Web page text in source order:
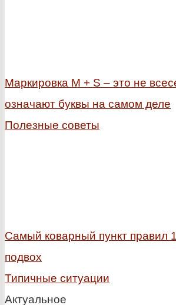
Маркировка M + S – это не
означают буквы на самом деле
Полезные советы
Самый коварный пункт правил
подвох
Типичные ситуации
Актуальное